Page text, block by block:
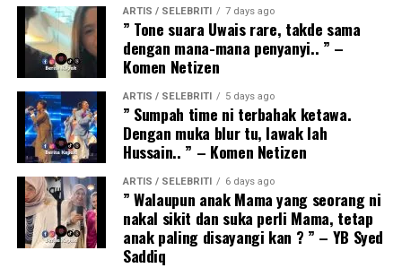
ARTIS / SELEBRITI 7 days ago
” Tone suara Uwais rare, takde sama
dengan mana-mana penyanyi.. ” –
Komen Netizen
ARTIS / SELEBRITI 5 days ago
” Sumpah time ni terbahak ketawa.
Dengan muka blur tu, lawak lah
Hussain.. ” – Komen Netizen
ARTIS / SELEBRITI 6 days ago
” Walaupun anak Mama yang seorang ni
nakal sikit dan suka perli Mama, tetap
anak paling disayangi kan ? ” – YB Syed
Saddiq